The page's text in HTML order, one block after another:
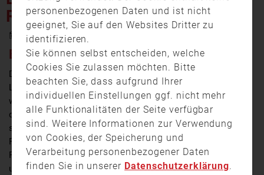
RECHTZEITIG RETTEN
17. April 2023 17:46
BEWOHNER UNVERLETZT
Der Brand eines Reihenmittelhauses in Elsenfeld im
Landkreis Miltenberg griff am Sonntagmittag auf vier
weitere Häuser über. Ein Anwohner hatte gemeldet,
dass ein Feuer vermutlich vom Nachbarreihenhaus auf
sein Haus übergegriffen hatte und die gesamte
Fassade von der Terrasse bis zum Dachstuhl in
Flammen stand. Die Nachbarn warnten sich sofort
untereinander, sodass alle Bewohner unverletzt
personenbezogenen Daten und ist nicht
geeignet, Sie auf den Websites Dritter zu
identifizieren.
Sie können selbst entscheiden, welche
Cookies Sie zulassen möchten. Bitte
beachten Sie, dass aufgrund Ihrer
individuellen Einstellungen ggf. nicht mehr
alle Funktionalitäten der Seite verfügbar
sind. Weitere Informationen zur Verwendung
von Cookies, der Speicherung und
Verarbeitung personenbezogener Daten
finden Sie in unserer Datenschutzerklärung.